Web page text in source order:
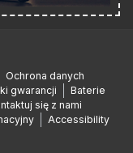
Ochrona danych
gwarancji
Baterie
się z nami
Accessibility